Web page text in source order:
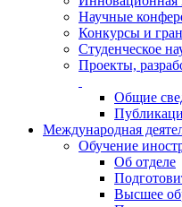
Научные
Конкурсы и
Студенческое
Проекты,
Общие
Международная
Обучение
Об отделе
Высшее